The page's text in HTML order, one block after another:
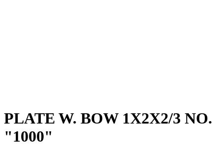
PLATE W. BOW 1X2X2/3 NO.
"1000"